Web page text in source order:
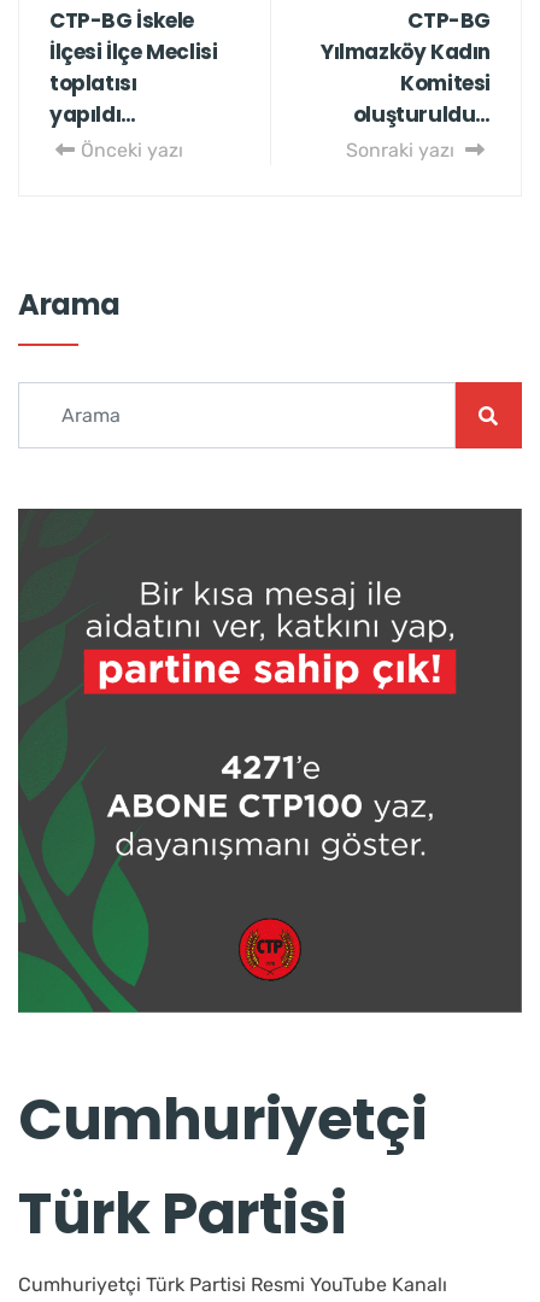
CTP-BG İskele
İlçesi İlçe Meclisi
toplatısı
yapıldı…
Önceki yazı
CTP-BG
Yılmazköy Kadın
Komitesi
oluşturuldu…
Sonraki yazı
Arama
Cumhuriyetçi
Türk Partisi
Cumhuriyetçi Türk Partisi Resmi YouTube Kanalı